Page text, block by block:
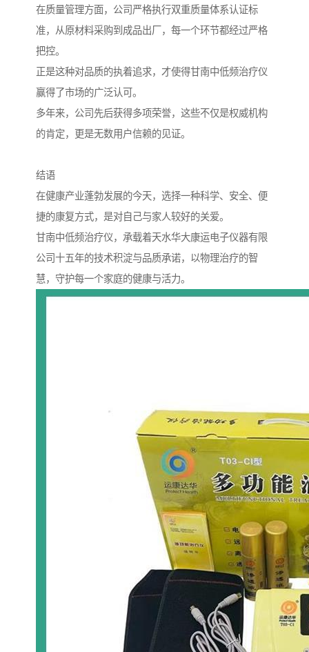
在质量管理方面，公司严格执行双重质量体系认证标
准，从原材料采购到成品出厂，每一个环节都经过严格
把控。
正是这种对品质的执着追求，才使得甘南中低频治疗仪
赢得了市场的广泛认可。
多年来，公司先后获得多项荣誉，这些不仅是权威机构
的肯定，更是无数用户信赖的见证。
结语
在健康产业蓬勃发展的今天，选择一种科学、安全、便
捷的康复方式，是对自己与家人较好的关爱。
甘南中低频治疗仪，承载着天水华大康运电子仪器有限
公司十五年的技术积淀与品质承诺，以物理治疗的智
慧，守护每一个家庭的健康与活力。